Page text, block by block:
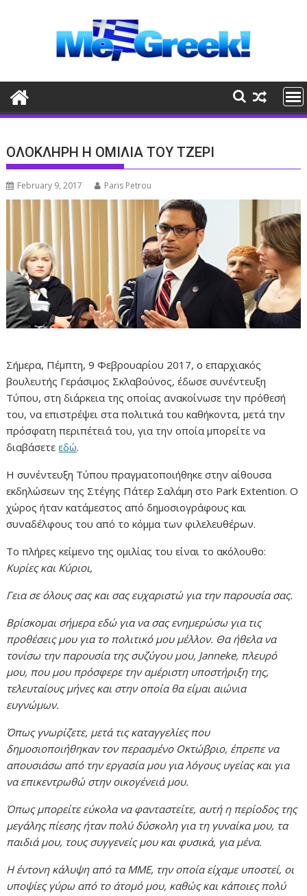
ΟΛΟΚΛΗΡΗ Η ΟΜΙΛΙΑ ΤΟΥ ΤΖΕΡΙ
February 9, 2017 Paris Petrou
Σήμερα, Πέμπτη, 9 Φεβρουαρίου 2017, ο επαρχιακός
βουλευτής Γεράσιμος Σκλαβούνος, έδωσε συνέντευξη
Τύπου, στη διάρκεια της οποίας ανακοίνωσε την πρόθεσή
του, να επιστρέψει στα πολιτικά του καθήκοντα, μετά την
πρόσφατη περιπέτειά του, για την οποία μπορείτε να
διαβάσετεεδώ.
Η συνέντευξη Τύπου πραγματοποιήθηκε στην αίθουσα
εκδηλώσεων της Στέγης Πάτερ Σαλάμη στο Park Extention. Ο
χώρος ήταν κατάμεστος από δημοσιογράφους και
συναδέλφους του από το κόμμα των φιλελευθέρων.
Το πλήρες κείμενο της ομιλίας του είναι το ακόλουθο:
Κυρίες και Κύριοι,
Γεια σε όλους σας και σας ευχαριστώ για την παρουσία σας.
Βρίσκομαι σήμερα εδώ για να σας ενημερώσω για τις
προθέσεις μου για το πολιτικό μου μέλλον. Θα ήθελα να
τονίσω την παρουσία της συζύγου μου, Janneke, πλευρό
μου, που μου πρόσφερε την αμέριστη υποστήριξη της,
τελευταίους μήνες και στην οποία θα είμαι αιώνια
ευγνώμων.
Όπως γνωρίζετε, μετά τις καταγγελίες που
δημοσιοποιήθηκαν τον περασμένο Οκτώβριο, έπρεπε να
απουσιάσω από την εργασία μου για λόγους υγείας και για
να επικεντρωθώ στην οικογένειά μου.
Όπως μπορείτε εύκολα να φανταστείτε, αυτή η περίοδος της
μεγάλης πίεσης ήταν πολύ δύσκολη για τη γυναίκα μου, τα
παιδιά μου, τους συγγενείς μου και φυσικά, για μένα.
Η έντονη κάλυψη από τα ΜΜΕ, την οποία είχαμε υποστεί, οι
υποψίες γύρω από το άτομό μου, καθώς και κάποιες πολύ